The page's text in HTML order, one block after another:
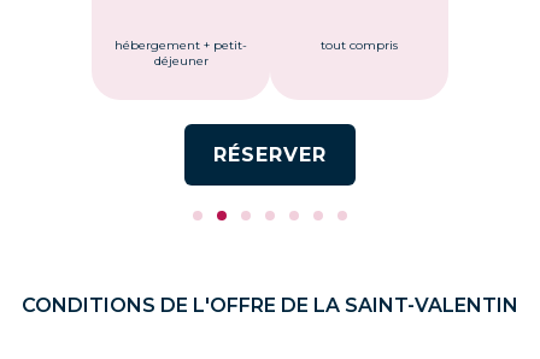
hébergement + petit-
déjeuner
tout compris
RÉSERVER
CONDITIONS DE L'OFFRE DE LA SAINT-VALENTIN